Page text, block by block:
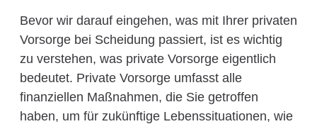
Bevor wir darauf eingehen, was mit Ihrer privaten
Vorsorge bei Scheidung passiert, ist es wichtig
zu verstehen, was private Vorsorge eigentlich
bedeutet. Private Vorsorge umfasst alle
finanziellen Maßnahmen, die Sie getroffen
haben, um für zukünftige Lebenssituationen, wie